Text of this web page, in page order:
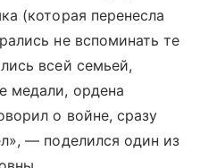
(которая перенесла
не вспоминать те
всей семьей,
медали, ордена
о войне, сразу
— поделился один из